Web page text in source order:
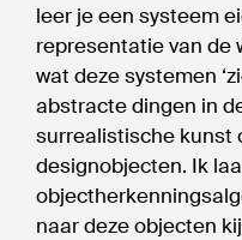
leer je een systeem
representatie van de
wat deze systemen
abstracte dingen in
surrealistische kunst
designobjecten. Ik
naar deze objecten